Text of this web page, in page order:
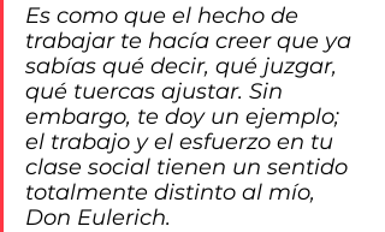
Es como que el hecho de
trabajar te hacía creer que ya
sabías qué decir, qué juzgar,
qué tuercas ajustar. Sin
embargo, te doy un ejemplo;
el trabajo y el esfuerzo en tu
clase social tienen un sentido
totalmente distinto al mío,
Don Eulerich.